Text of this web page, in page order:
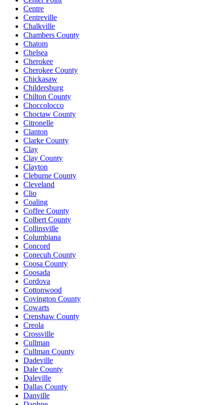
Centre
Centreville
Chalkville
Chambers County
Chatom
Chelsea
Cherokee
Cherokee County
Chickasaw
Childersburg
Chilton County
Choccolocco
Choctaw County
Citronelle
Clanton
Clarke County
Clay
Clay County
Clayton
Cleburne County
Cleveland
Clio
Coaling
Coffee County
Colbert County
Collinsville
Columbiana
Concord
Conecuh County
Coosa County
Coosada
Cordova
Cottonwood
Covington County
Cowarts
Crenshaw County
Creola
Crossville
Cullman
Cullman County
Dadeville
Dale County
Daleville
Dallas County
Danville